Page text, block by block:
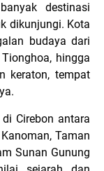
destinasi
dikunjungi. Kota
budaya dari
hingga
keraton, tempat
Cirebon antara
Taman
Sunan Gunung